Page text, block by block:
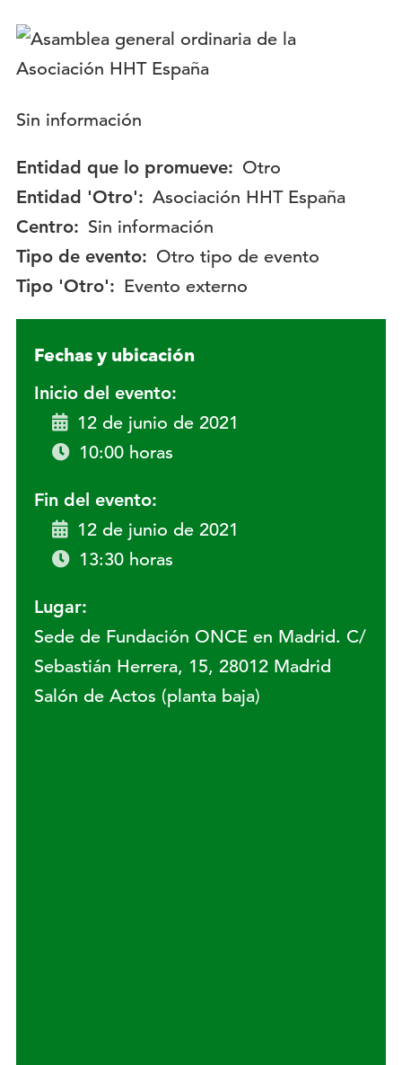
Logotipo:
Descripción:
Sin información
Entidad que lo promueve: Otro
Entidad 'Otro': Asociación HHT España
Centro: Sin información
Tipo de evento: Otro tipo de evento
Tipo 'Otro': Evento externo
Fechas y ubicación
Inicio del evento:
12 de junio de 2021
10:00 horas
Fin del evento:
12 de junio de 2021
13:30 horas
Lugar:
Sede de Fundación ONCE en Madrid. C/
Sebastián Herrera, 15, 28012 Madrid
Salón de Actos (planta baja)